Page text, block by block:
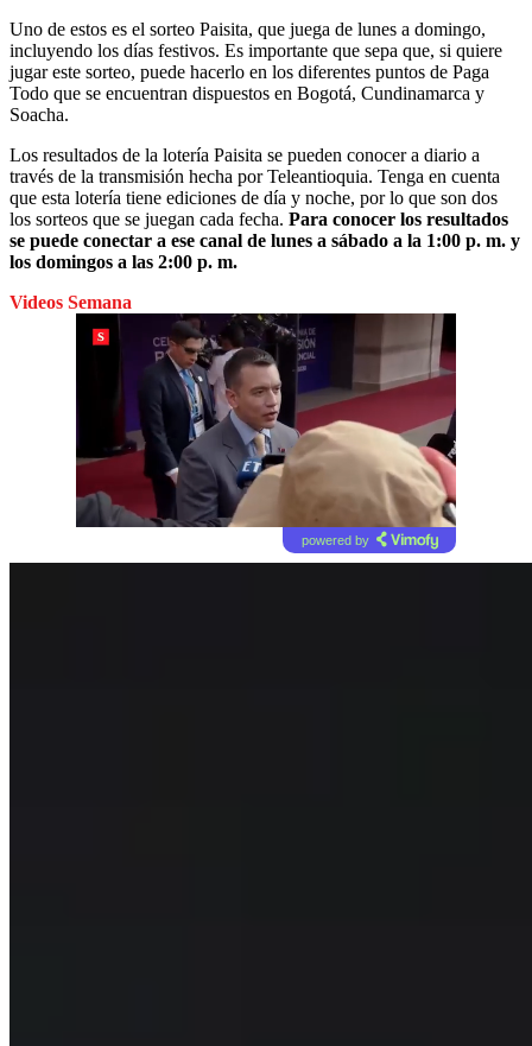
Uno de estos es el sorteo Paisita, que juega de lunes a domingo,
incluyendo los días festivos. Es importante que sepa que, si quiere
jugar este sorteo, puede hacerlo en los diferentes puntos de Paga
Todo que se encuentran dispuestos en Bogotá, Cundinamarca y
Soacha.
Los resultados de la lotería Paisita se pueden conocer a diario a
través de la transmisión hecha por Teleantioquia. Tenga en cuenta
que esta lotería tiene ediciones de día y noche, por lo que son dos
los sorteos que se juegan cada fecha. Para conocer los resultados
se puede conectar a ese canal de lunes a sábado a la 1:00 p. m. y
los domingos a las 2:00 p. m.
Videos Semana
powered by